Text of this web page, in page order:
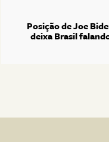
Posição de Joe
deixa Brasil